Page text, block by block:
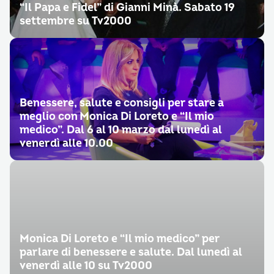
“Il Papa e Fidel” di Gianni Minà. Sabato 19
settembre su Tv2000
Benessere, salute e consigli per stare a
meglio con Monica Di Loreto e “Il mio
medico”. Dal 6 al 10 marzo dal lunedì al
venerdì alle 10.00
Monica Di Loreto e “Il mio medico” per
parlare di benessere e salute. Dal lunedì al
venerdì alle 10 su Tv2000